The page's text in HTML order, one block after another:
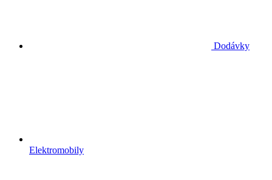
Dodávky
Elektromobily